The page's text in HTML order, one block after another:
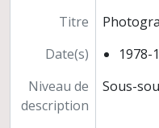
Programme
Dossiers
Préparation de
Documentation
Titre
Date(s)
1978-
Niveau de
description
Sous-